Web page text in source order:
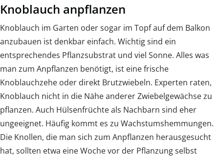
Knoblauch anpflanzen
Knoblauch im Garten oder sogar im Topf auf dem Balkon
anzubauen ist denkbar einfach. Wichtig sind ein
entsprechendes Pflanzsubstrat und viel Sonne. Alles was
man zum Anpflanzen benötigt, ist eine frische
Knoblauchzehe oder direkt Brutzwiebeln. Experten raten,
Knoblauch nicht in die Nähe anderer Zwiebelgewächse zu
pflanzen. Auch Hülsenfrüchte als Nachbarn sind eher
ungeeignet. Häufig kommt es zu Wachstumshemmungen.
Die Knollen, die man sich zum Anpflanzen herausgesucht
hat, sollten etwa eine Woche vor der Pflanzung selbst